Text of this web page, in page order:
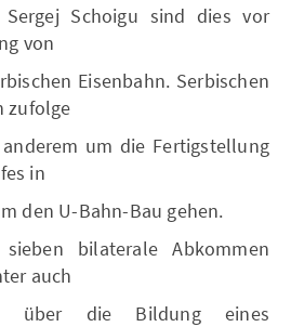
Sergej Schoigu sind dies vor
von
Eisenbahn. Serbischen
zufolge
um die Fertigstellung
in
den U-Bahn-Bau gehen.
bilaterale Abkommen
auch
über die Bildung eines